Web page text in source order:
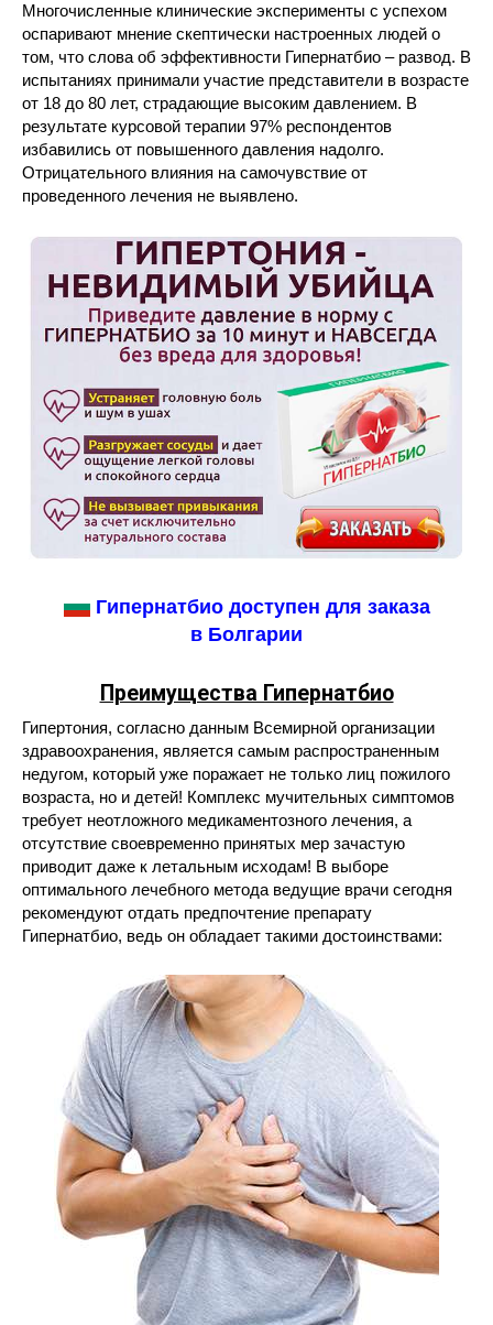
Многочисленные клинические эксперименты с успехом
оспаривают мнение скептически настроенных людей о
том, что слова об эффективности Гипернатбио – развод. В
испытаниях принимали участие представители в возрасте
от 18 до 80 лет, страдающие высоким давлением. В
результате курсовой терапии 97% респондентов
избавились от повышенного давления надолго.
Отрицательного влияния на самочувствие от
проведенного лечения не выявлено.
Гипернатбио доступен для заказа
в Болгарии
Преимущества Гипернатбио
Гипертония, согласно данным Всемирной организации
здравоохранения, является самым распространенным
недугом, который уже поражает не только лиц пожилого
возраста, но и детей! Комплекс мучительных симптомов
требует неотложного медикаментозного лечения, а
отсутствие своевременно принятых мер зачастую
приводит даже к летальным исходам! В выборе
оптимального лечебного метода ведущие врачи сегодня
рекомендуют отдать предпочтение препарату
Гипернатбио, ведь он обладает такими достоинствами: